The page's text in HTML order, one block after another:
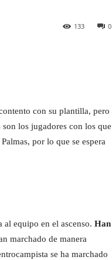
0
133
con su plantilla, pero
los jugadores con los que
por lo que se espera
equipo en el ascenso. Han
marchado de manera
se ha marchado